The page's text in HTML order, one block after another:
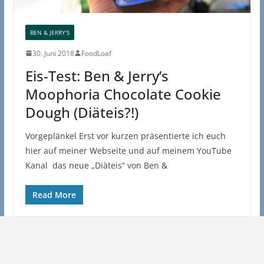
BEN & JERRY'S
30. Juni 2018 FoodLoaf
Eis-Test: Ben & Jerry’s
Moophoria Chocolate Cookie
Dough (Diäteis?!)
Vorgeplänkel Erst vor kurzen präsentierte ich euch
hier auf meiner Webseite und auf meinem YouTube
Kanal das neue „Diäteis“ von Ben &
Read More